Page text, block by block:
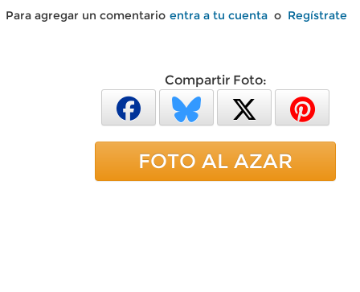
Para agregar un comentario entra a tu cuenta o Regístrate
Compartir Foto:
FOTO AL AZAR